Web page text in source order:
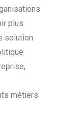
plus
solution
métiers